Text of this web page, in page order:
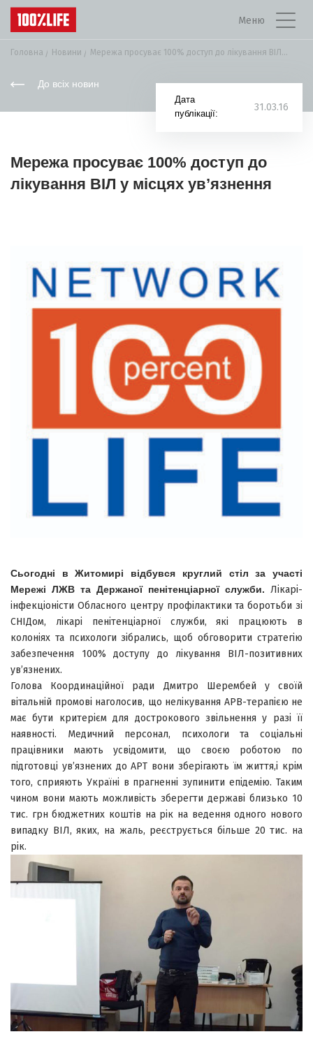
Меню
Головна Новини Мережа просуває 100% доступ до лікування ВІЛ...
До всіх новин
Дата
публікації:
31.03.16
Мережа просуває 100% доступ до
лікування ВІЛ у місцях ув’язнення
Сьогодні в Житомирі відбувся круглий стіл за участі
Мережі ЛЖВ та Держаної пенітенціарної служби. Лікарі-
інфекціоністи Обласного центру профілактики та боротьби зі
СНІДом, лікарі пенітенціарної служби, які працюють в
колоніях та психологи зібрались, щоб обговорити стратегію
забезпечення 100% доступу до лікування ВІЛ-позитивних
ув’язнених.
Голова Координаційної ради Дмитро Шерембей у своїй
вітальній промові наголосив, що нелікування АРВ-терапією не
має бути критерієм для дострокового звільнення у разі її
наявності. Медичний персонал, психологи та соціальні
працівники мають усвідомити, що своєю роботою по
підготовці ув’язнених до АРТ вони зберігають їм життя,і крім
того, сприяють Україні в прагненні зупинити епідемію. Таким
чином вони мають можливість зберегти державі близько 10
тис. грн бюджетних коштів на рік на ведення одного нового
випадку ВІЛ, яких, на жаль, реєструється більше 20 тис. на
рік.